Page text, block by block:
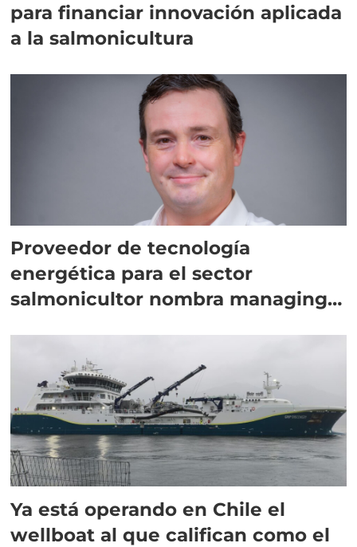
para financiar innovación aplicada
a la salmonicultura
Proveedor de tecnología
energética para el sector
salmonicultor nombra managing
Ya está operando en Chile el
wellboat al que califican como el